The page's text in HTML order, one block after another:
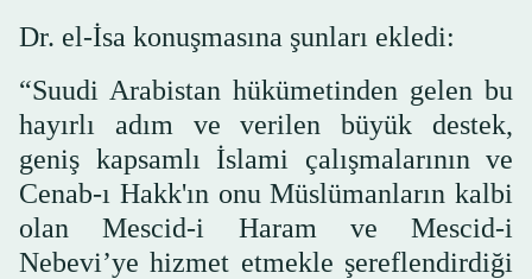
Dr. el-İsa konuşmasına şunları ekledi:
“Suudi Arabistan hükümetinden gelen bu
hayırlı adım ve verilen büyük destek,
geniş kapsamlı İslami çalışmalarının ve
Cenab-ı Hakk'ın onu Müslümanların kalbi
olan Mescid-i Haram ve Mescid-i
Nebevi’ye hizmet etmekle şereflendirdiği